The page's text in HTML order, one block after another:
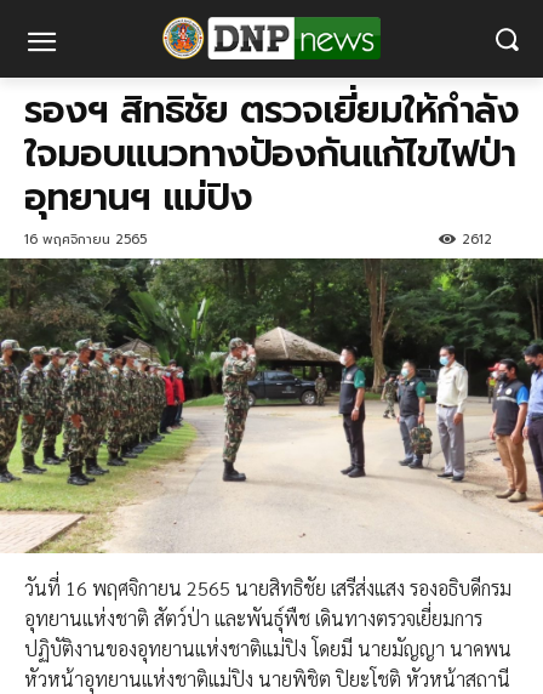
รองฯ​ สิทธิชัย​ ตรวจเยี่ยมให้กำลัง
ใจมอบแนวทางป้องกันแก้ไขไฟป่า​
อุทยานฯ แม่ปิง
16 พฤศจิกายน 2565 2612
วันที่ 16 พฤศจิกายน 2565 นายสิทธิชัย เสรีส่งแสง รองอธิบดีกรม
อุทยานแห่งชาติ สัตว์ป่า และพันธุ์พืช เดินทางตรวจเยี่ยมการ
ปฏิบัติงานของอุทยานแห่งชาติแม่ปิง โดยมี​ นายมัญญา​ นาคพน
หัวหน้าอุทยานแห่งชาติแม่ปิง นายพิชิต ปิยะโชติ​ หัวหน้าสถานี